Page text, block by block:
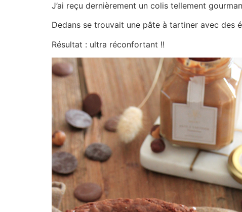
J’ai reçu dernièrement un colis tellement
Dedans se trouvait une pâte à tartiner avec des
Résultat : ultra réconfortant !!